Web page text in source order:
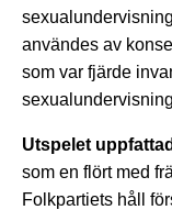
användes av
som var fjärde
Utspelet
som en flört med
Folkpartiets håll